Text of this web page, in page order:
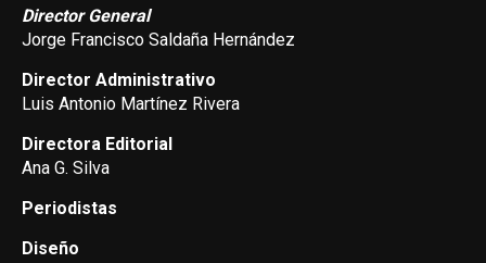
Director General
Jorge Francisco Saldaña Hernández
Director Administrativo
Luis Antonio Martínez Rivera
Directora Editorial
Ana G. Silva
Periodistas
Diseño